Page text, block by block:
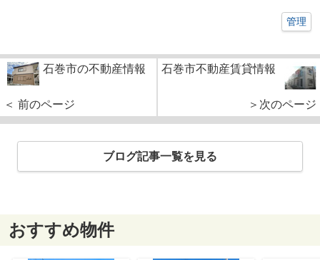
管理
石巻市の不動産情報
＜ 前のページ
石巻市不動産賃貸情報
＞次のページ
ブログ記事一覧を見る
おすすめ物件